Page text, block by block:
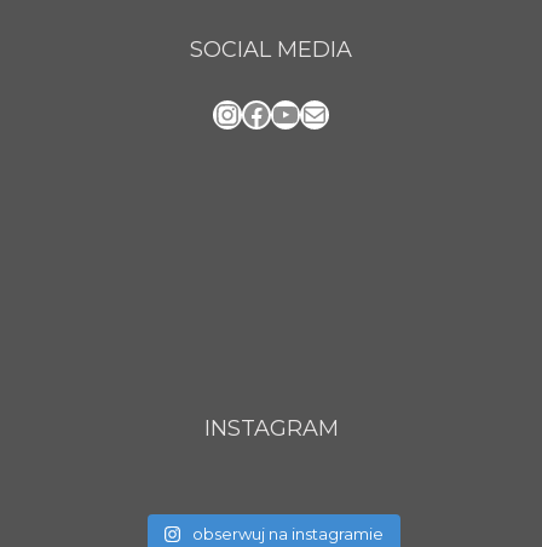
SOCIAL MEDIA
Instagram
Facebook
YouTube
Mail
INSTAGRAM
obserwuj na instagramie